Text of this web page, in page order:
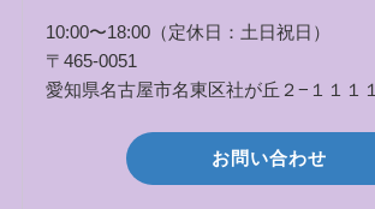
10:00〜18:00（定休日：土日祝日）
〒465-0051
愛知県名古屋市名東区社が丘２−１１１１
お問い合わせ